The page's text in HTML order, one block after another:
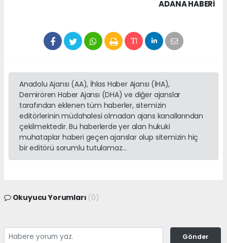
ADANA HABERİ
Anadolu Ajansı (AA), İhlas Haber Ajansı (İHA),
Demirören Haber Ajansı (DHA) ve diğer ajanslar
tarafından eklenen tüm haberler, sitemizin
editörlerinin müdahalesi olmadan ajans kanallarından
çekilmektedir. Bu haberlerde yer alan hukuki
muhataplar haberi geçen ajanslar olup sitemizin hiç
bir editörü sorumlu tutulamaz...
Okuyucu Yorumları (0)
Gönder